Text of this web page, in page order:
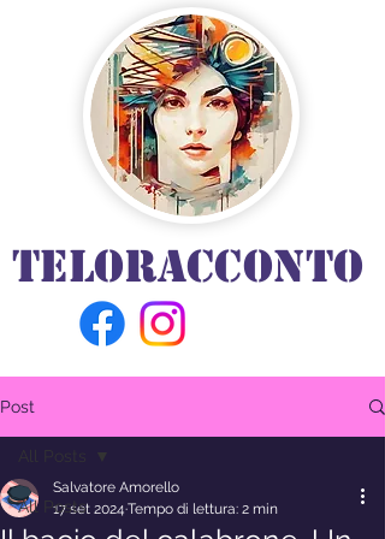
TELORACCONTO
Post
All Posts
Salvatore Amorello
17 set 2024 Tempo di lettura: 2 min